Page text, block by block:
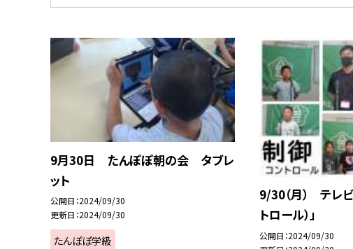
9月30日 たんぽぽ朝の会 タブレ
ット
公開日 2024/09/30
更新日 2024/09/30
たんぽぽ学級
9/30（月） テレ
トロール）」
公開日 2024/09/30